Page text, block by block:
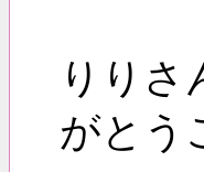
りりさ
がとう